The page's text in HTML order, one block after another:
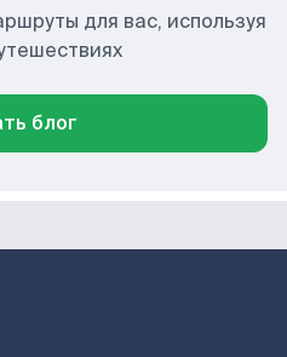
для вас, используя
блог